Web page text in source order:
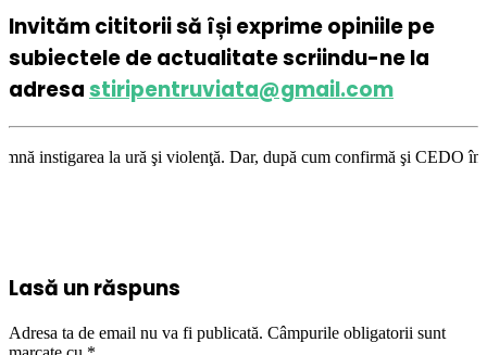
Invităm cititorii să își exprime opiniile pe
subiectele de actualitate scriindu-ne la
adresastiripentruviata@gmail.com
ură şi violenţă. Dar, după cum confirmă şi CEDO în cazul
Lasă un răspuns
Adresa ta de email nu va fi publicată. Câmpurile obligatorii sunt